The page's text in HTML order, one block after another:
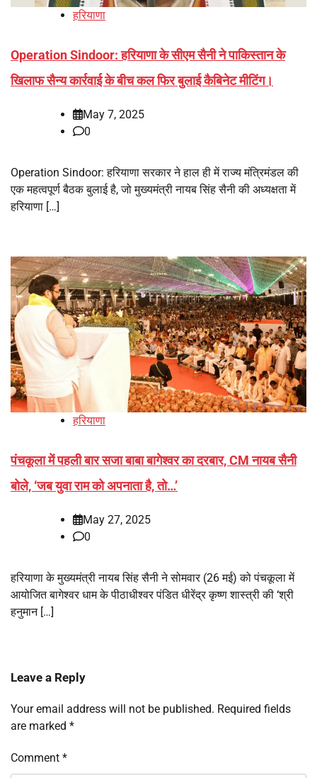
हरियाणा
Operation Sindoor: हरियाणा के सीएम सैनी ने पाकिस्तान के
खिलाफ सैन्य कार्रवाई के बीच कल फिर बुलाई कैबिनेट मीटिंग।
May 7, 2025
0
Operation Sindoor: हरियाणा सरकार ने हाल ही में राज्य मंत्रिमंडल की
एक महत्वपूर्ण बैठक बुलाई है, जो मुख्यमंत्री नायब सिंह सैनी की अध्यक्षता में
हरियाणा […]
हरियाणा
पंचकूला में पहली बार सजा बाबा बागेश्वर का दरबार, CM नायब सैनी
बोले, ‘जब युवा राम को अपनाता है, तो…’
May 27, 2025
0
हरियाणा के मुख्यमंत्री नायब सिंह सैनी ने सोमवार (26 मई) को पंचकूला में
आयोजित बागेश्वर धाम के पीठाधीश्वर पंडित धीरेंद्र कृष्ण शास्त्री की ‘श्री
हनुमान […]
Leave a Reply
Your email address will not be published. Required fields
are marked *
Comment *